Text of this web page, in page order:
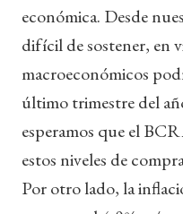
económica. Desde
difícil de sostener, en
macroeconómicos
último trimestre del
esperamos que el
estos niveles de
Por otro lado, la